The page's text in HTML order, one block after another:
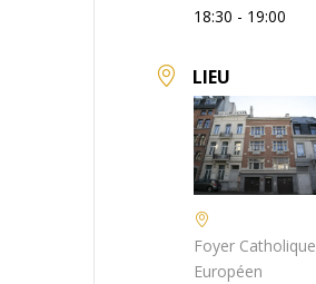
18:30 - 19:00
LIEU
Foyer Catholique
Européen